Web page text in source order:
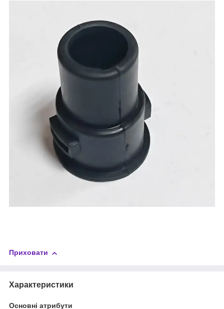
Приховати
Характеристики
Основні атрибути